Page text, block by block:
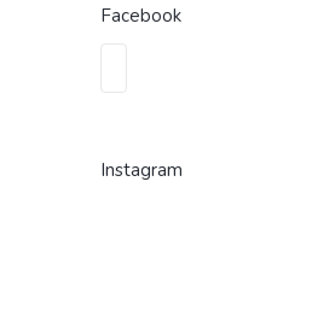
Facebook
Instagram